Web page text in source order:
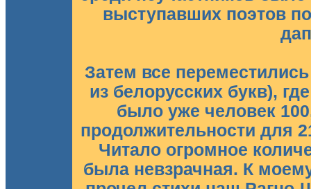
выступавших поэтов
Затем все
из белорусских букв),
было уже человек
продолжительности для
Читало огромное
была невзрачная. К